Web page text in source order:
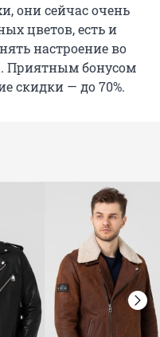
они сейчас очень
цветов, есть и
настроение во
Приятным бонусом
скидки — до 70%.